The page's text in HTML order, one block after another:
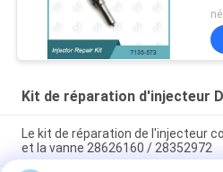
Kit de réparation d'injecteur
Le kit de réparation de l'injecteur
et la vanne 28626160 / 28352972